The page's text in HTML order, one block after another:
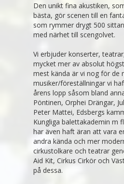
Den unikt fina akustiken,
bästa, gör scenen till en
som rymmer drygt 500
med närhet till scengolvet.
Vi erbjuder konserter,
mycket mer av absolut
mest kända är vi nog för de
musiker/föreställningar vi
årens lopp såsom bland
Pöntinen, Orphei Drängar,
Peter Mattei, Edsbergs
Kungliga balettakademin m
har även haft äran att vara
andra kända och mer
cirkustolkare och teatrar
Aid Kit, Cirkus Cirkör och
på dessa.